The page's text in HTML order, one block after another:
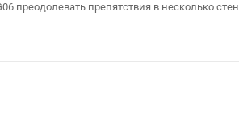
преодолевать препятствия в несколько стен